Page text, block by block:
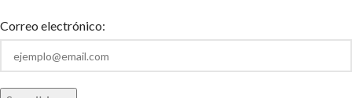
Correo electrónico: